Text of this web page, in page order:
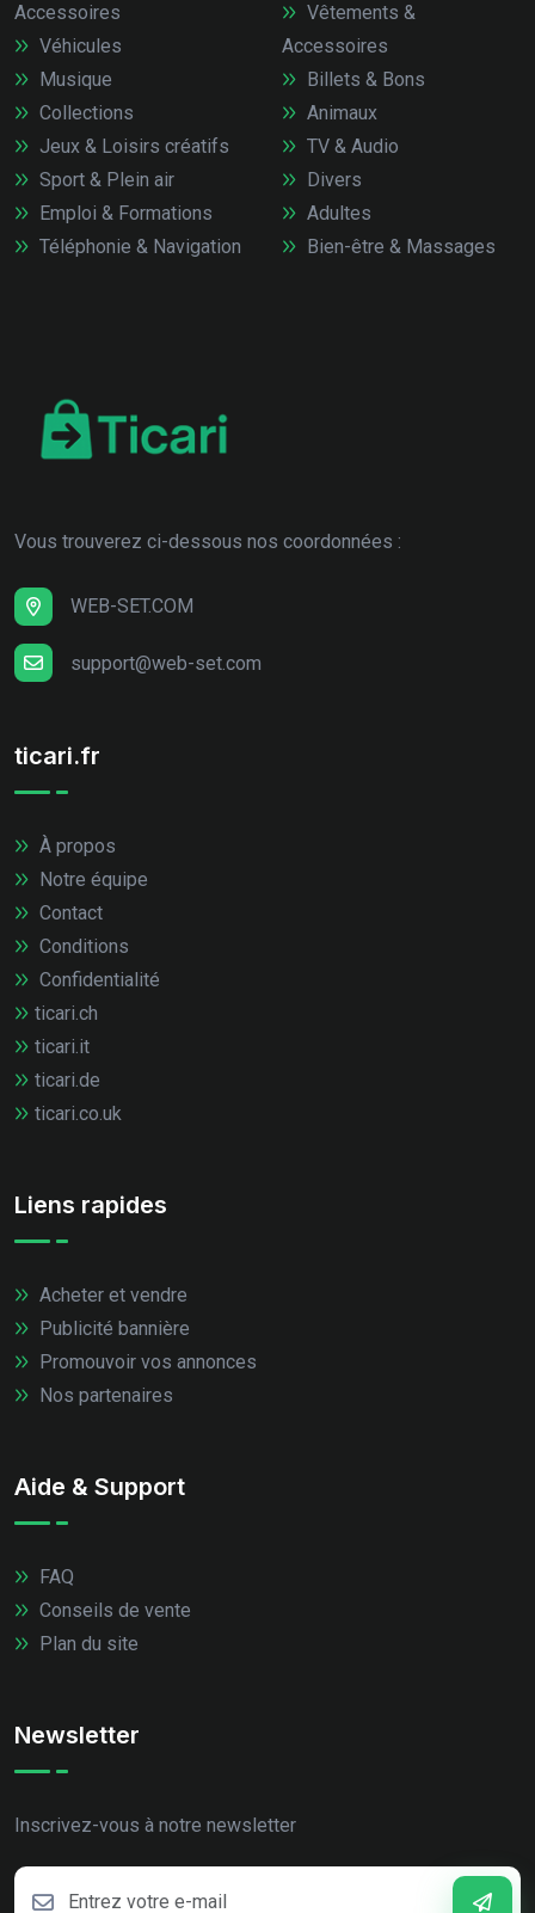
Accessoires
Véhicules
Vêtements &
Accessoires
Musique
Collections
Jeux & Loisirs créatifs
Sport & Plein air
Emploi & Formations
Téléphonie & Navigation
Billets & Bons
Animaux
TV & Audio
Divers
Adultes
Bien-être & Massages
Vous trouverez ci-dessous nos coordonnées :
WEB-SET.COM
support@web-set.com
ticari.fr
À propos
Notre équipe
Contact
Conditions
Confidentialité
ticari.ch
ticari.it
ticari.de
ticari.co.uk
Liens rapides
Acheter et vendre
Publicité bannière
Promouvoir vos annonces
Nos partenaires
Aide & Support
FAQ
Conseils de vente
Plan du site
Newsletter
Inscrivez-vous à notre newsletter